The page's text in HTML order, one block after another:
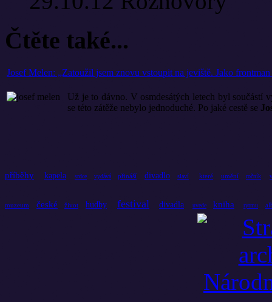
Čtěte také...
Josef Melen: „Zatoužil jsem znovu vstoupit na jeviště. Jako frontman
Už je to dávno. V osmdesátých letech byl součástí
se této zátěže nebylo jednoduché. Po jaké cestě se
příběhy kapela srdce vydává přináší divadlo slaví které umění ročník
muzeum české život hudby festival divadla uvede kniha rytmu